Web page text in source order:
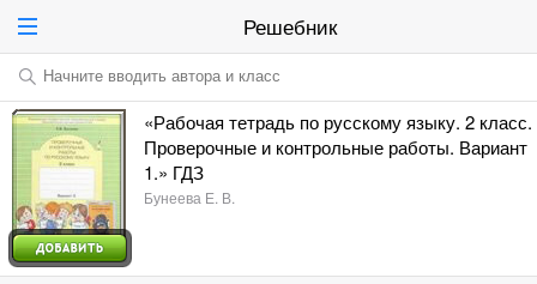
Решебник
Начните вводить автора и класс
«Рабочая тетрадь по русскому языку. 2 класс.
Проверочные и контрольные работы. Вариант
1.» ГДЗ
Бунеева Е. В.